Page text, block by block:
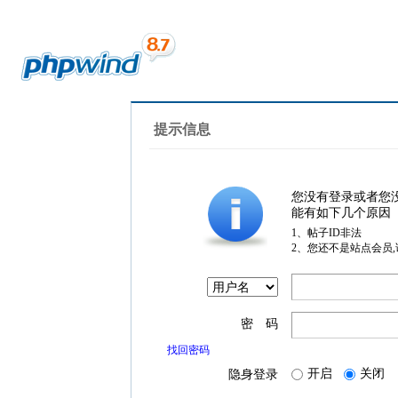
提示信息
您没有登录或者您
能有如下几个原因
1、帖子ID非法
2、您还不是站点会员
密 码
找回密码
隐身登录 开启 关闭